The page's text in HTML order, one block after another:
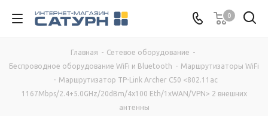
0
Главная - Сетевое оборудование -
Беспроводное оборудование WiFi и Bluetooth - Маршрутизаторы WiFi
- Маршрутизатор TP-Link Archer C50 <802.11ac
1167Mbps/2.4+5.0GHz/20dBm/4x100 Eth/1xWAN/VPN> 2 внешних
антенны